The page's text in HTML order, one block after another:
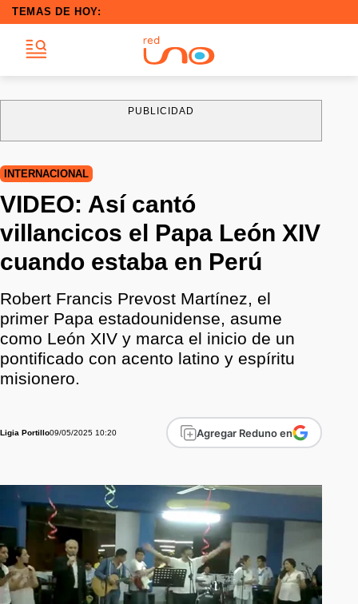
TEMAS DE HOY:
PUBLICIDAD
INTERNACIONAL
VIDEO: Así cantó
villancicos el Papa León XIV
cuando estaba en Perú
Robert Francis Prevost Martínez, el
primer Papa estadounidense, asume
como León XIV y marca el inicio de un
pontificado con acento latino y espíritu
misionero.
Ligia Portillo09/05/2025 10:20 Agregar Reduno en